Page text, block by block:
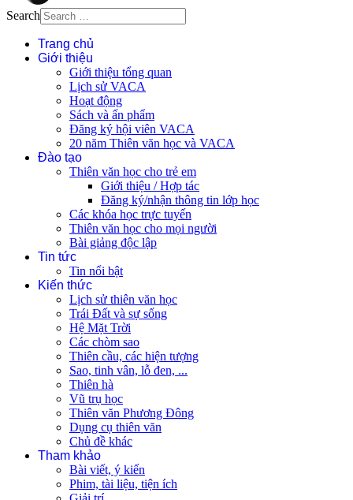
Search
Trang chủ
Giới thiệu
Giới thiệu tổng quan
Lịch sử VACA
Hoạt động
Sách và ấn phẩm
Đăng ký hội viên VACA
20 năm Thiên văn học và VACA
Đào tạo
Thiên văn học cho trẻ em
Giới thiệu / Hợp tác
Đăng ký/nhận thông tin lớp học
Các khóa học trực tuyến
Thiên văn học cho mọi người
Bài giảng độc lập
Tin tức
Tin nổi bật
Kiến thức
Lịch sử thiên văn học
Trái Đất và sự sống
Hệ Mặt Trời
Các chòm sao
Thiên cầu, các hiện tượng
Sao, tinh vân, lỗ đen, ...
Thiên hà
Vũ trụ học
Thiên văn Phương Đông
Dụng cụ thiên văn
Chủ đề khác
Tham khảo
Bài viết, ý kiến
Phim, tài liệu, tiện ích